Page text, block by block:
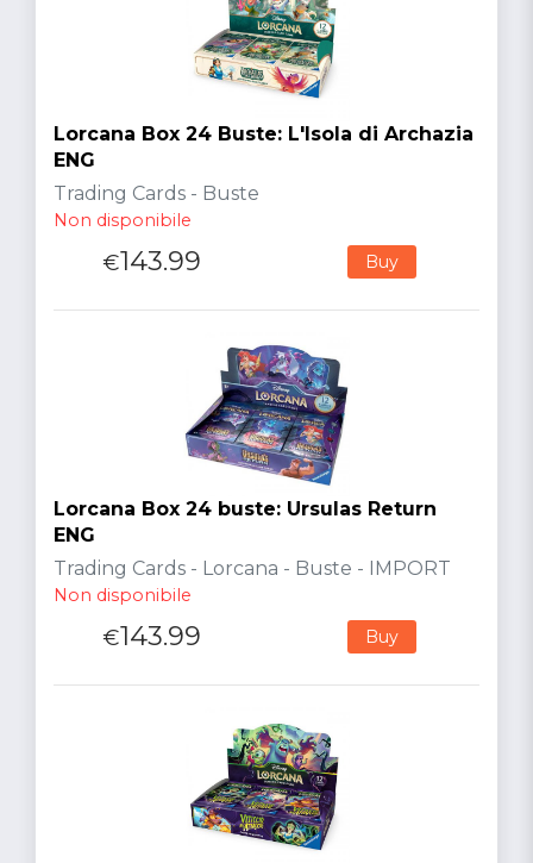
Lorcana Box 24 Buste: L'Isola di Archazia
ENG
Trading Cards - Buste
Non disponibile
€143.99 Buy
Lorcana Box 24 buste: Ursulas Return
ENG
Trading Cards - Lorcana - Buste - IMPORT
Non disponibile
€143.99 Buy